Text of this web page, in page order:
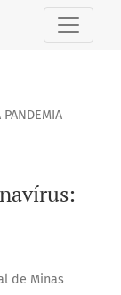
a Água?
PANDEMIA
de Minas